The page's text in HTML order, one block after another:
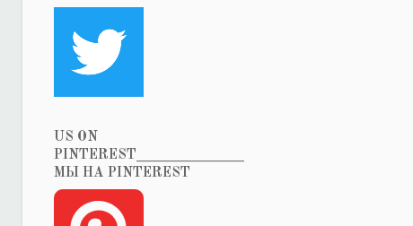
US ON
PINTEREST_______________
МЫ НА PINTEREST